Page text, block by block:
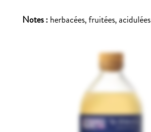
Notes : herbacées, fruitées, acidulées